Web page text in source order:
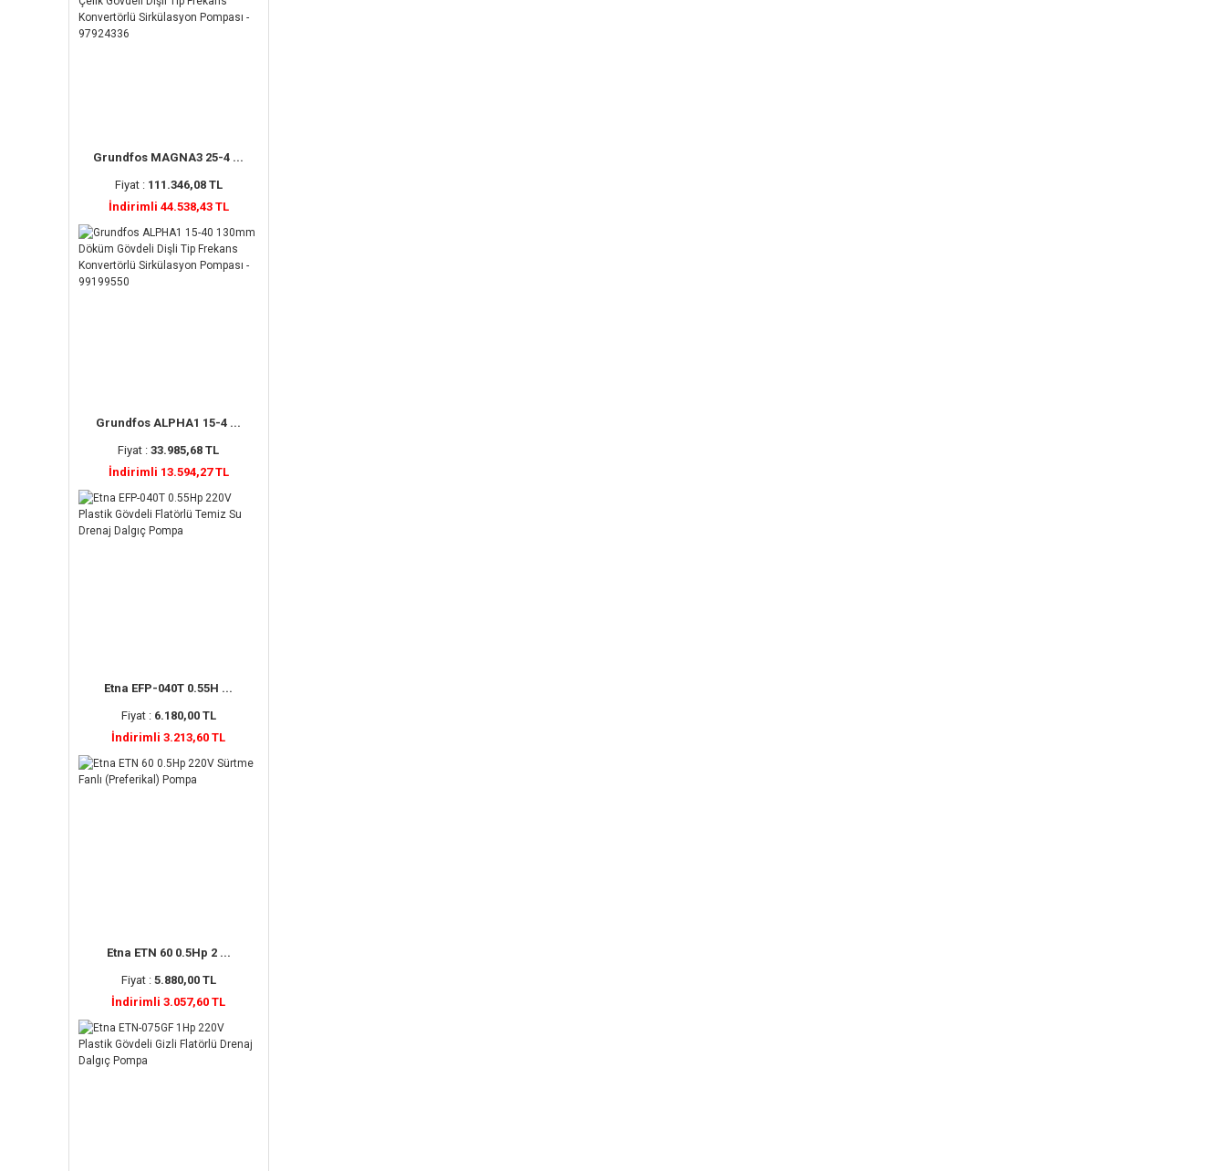
Grundfos MAGNA3 25-4 ...
Fiyat : 111.346,08 TL
İndirimli 44.538,43 TL
Grundfos ALPHA1 15-4 ...
Fiyat :33.985,68 TL
İndirimli 13.594,27 TL
Etna EFP-040T 0.55H ...
Fiyat : 6.180,00 TL
İndirimli 3.213,60 TL
Etna ETN 60 0.5Hp 2 ...
Fiyat : 5.880,00 TL
İndirimli 3.057,60 TL